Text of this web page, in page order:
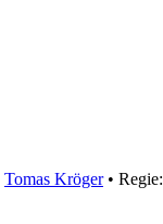
Tomas Kröger• Regie: